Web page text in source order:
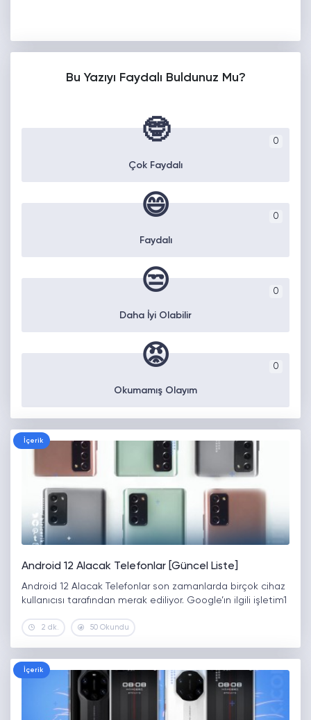
Bu Yazıyı Faydalı Buldunuz Mu?
0
🤓
Çok Faydalı
0
😄
Faydalı
0
😒
Daha İyi Olabilir
0
😡
Okumamış Olayım
İçerik
Android 12 Alacak Telefonlar [Güncel Liste]
Android 12 Alacak Telefonlar son zamanlarda birçok cihaz
kullanıcısı tarafından merak ediliyor. Google’ın ilgili işletim1
2 dk. 50 Okundu
İçerik